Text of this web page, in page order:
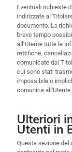
Eventuali richieste
indirizzate al
documento. La
breve tempo
all’Utente tutte le
rettifiche,
comunicate dal
cui sono stati
impossibile o
comunica
Ulteriori
Utenti in
Questa sezione